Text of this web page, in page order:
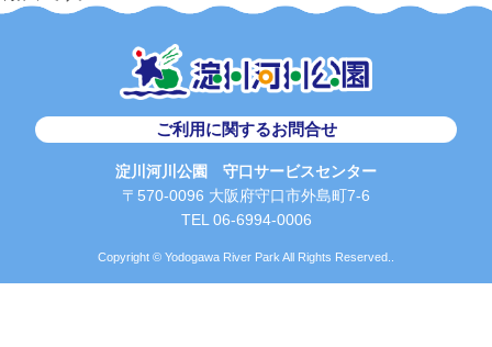
ご利用に関するお問合せ
淀川河川公園 守口サービスセンター
〒570-0096 大阪府守口市外島町7-6
TEL 06-6994-0006
Copyright © Yodogawa River Park All Rights Reserved..